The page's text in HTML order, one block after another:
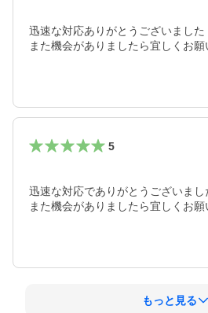
迅速な対応ありがとうございました
また機会がありましたら宜しくお願
5
迅速な対応でありがとうございまし
また機会がありましたら宜しくお願
もっと見る